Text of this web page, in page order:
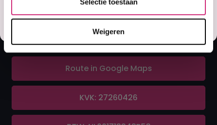
Weigeren
info@afcosmetics.nl
Route in Google Maps
KVK: 27260426
Misschien later